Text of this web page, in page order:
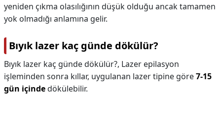
yeniden çıkma olasılığının düşük olduğu ancak tamamen
yok olmadığı anlamına gelir.
Bıyık lazer kaç günde dökülür?
Bıyık lazer kaç günde dökülür?, Lazer epilasyon
işleminden sonra kıllar, uygulanan lazer tipine göre7-15
gün içindedökülebilir.